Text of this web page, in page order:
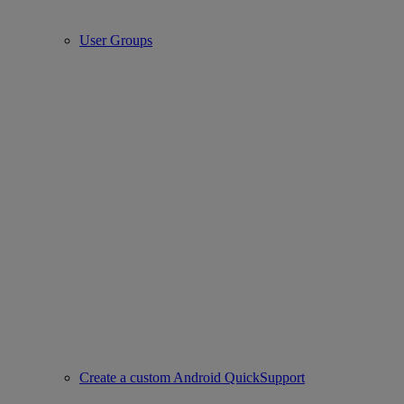
User Groups
Create a custom Android QuickSupport